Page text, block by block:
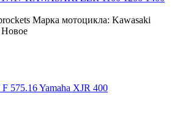
Марка мотоцикла: Kawasaki
Новое